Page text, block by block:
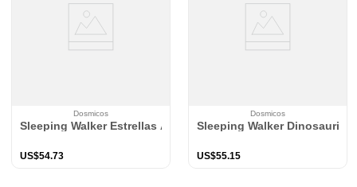
Dosmicos
Sleeping Walker Estrellas Azul TOG 2.5
US$54.73
Dosmicos
Sleeping Walker Dinosaurios
US$55.15